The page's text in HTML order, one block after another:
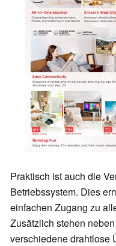
Praktisch ist auch die
Betriebssystem. Dies
einfachen Zugang zu
Zusätzlich stehen
verschiedene drahtlose